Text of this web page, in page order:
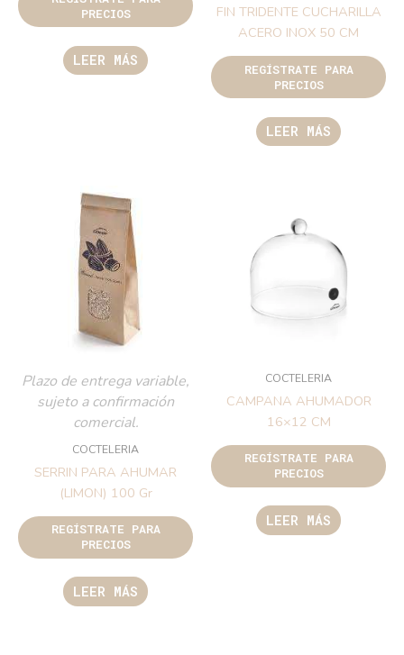
PRECIOS
LEER MÁS
FIN TRIDENTE CUCHARILLA
ACERO INOX 50 CM
REGÍSTRATE PARA
PRECIOS
LEER MÁS
Plazo de entrega variable,
sujeto a confirmación
comercial.
COCTELERIA
SERRIN PARA AHUMAR
(LIMON) 100 Gr
REGÍSTRATE PARA
PRECIOS
LEER MÁS
COCTELERIA
CAMPANA AHUMADOR
16×12 CM
REGÍSTRATE PARA
PRECIOS
LEER MÁS